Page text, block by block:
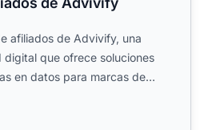
afiliados de Advivify, una
que ofrece soluciones
en datos para marcas de